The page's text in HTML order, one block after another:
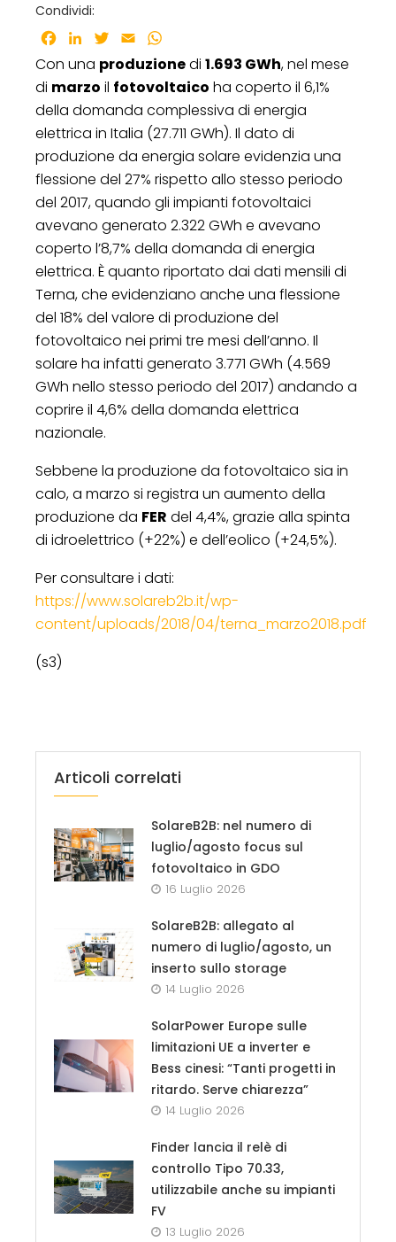
Condividi:
Facebook
LinkedInTwitter
Email
Con una produzionedi 1.693 GWh, nel mese
di marzo il fotovoltaico ha coperto il 6,1%
della domanda complessiva di energia
elettrica in Italia (27.711 GWh). Il dato di
produzione da energia solare evidenzia una
flessione del 27% rispetto allo stesso periodo
del 2017, quando gli impianti fotovoltaici
avevano generato 2.322 GWh e avevano
coperto l’8,7% della domanda di energia
elettrica. È quanto riportato dai dati mensili di
Terna, che evidenziano anche una flessione
del 18% del valore di produzione del
fotovoltaico nei primi tre mesi dell’anno. Il
solare ha infatti generato 3.771 GWh (4.569
GWh nello stesso periodo del 2017) andando a
coprire il 4,6% della domanda elettrica
nazionale.
Sebbene la produzione da fotovoltaico sia in
calo, a marzo si registra un aumento della
produzione da FER del 4,4%, grazie alla spinta
di idroelettrico (+22%) e dell’eolico (+24,5%).
Per consultare i dati:
https://www.solareb2b.it/wp-
content/uploads/2018/04/terna_marzo2018.pdf
(s3)
Articoli correlati
SolareB2B: nel numero di
luglio/agosto focus sul
fotovoltaico in GDO
16 Luglio 2026
SolareB2B: allegato al
numero di luglio/agosto, un
inserto sullo storage
14 Luglio 2026
SolarPower Europe sulle
limitazioni UE a inverter e
Bess cinesi: “Tanti progetti in
ritardo. Serve chiarezza”
14 Luglio 2026
Finder lancia il relè di
controllo Tipo 70.33,
utilizzabile anche su impianti
FV
13 Luglio 2026